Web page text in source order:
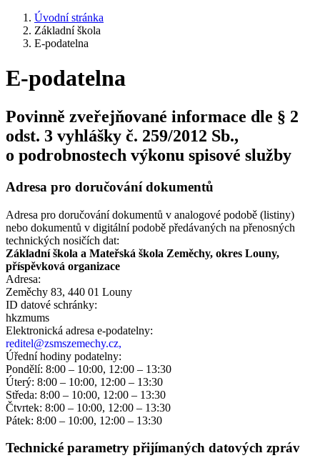
Úvodní stránka
Základní škola
E-podatelna
E-podatelna
Povinně zveřejňované informace dle § 2
odst. 3 vyhlášky č. 259/2012 Sb.,
o podrobnostech výkonu spisové služby
Adresa pro doručování dokumentů
Adresa pro doručování dokumentů v analogové podobě (listiny)
nebo dokumentů v digitální podobě předávaných na přenosných
technických nosičích dat:
Základní škola a Mateřská škola Zeměchy, okres Louny,
příspěvková organizace
Adresa:
Zeměchy 83, 440 01 Louny
ID datové schránky:
hkzmums
Elektronická adresa e‑podatelny:
reditel@zsmszemechy.cz,
Úřední hodiny podatelny:
Pondělí: 8:00 – 10:00, 12:00 – 13:30
Úterý: 8:00 – 10:00, 12:00 – 13:30
Středa: 8:00 – 10:00, 12:00 – 13:30
Čtvrtek: 8:00 – 10:00, 12:00 – 13:30
Pátek: 8:00 – 10:00, 12:00 – 13:30
Technické parametry přijímaných datových zpráv